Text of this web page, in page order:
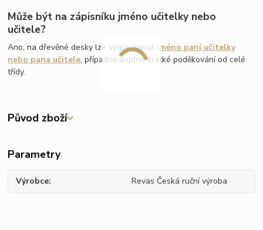
Může být na zápisníku jméno učitelky nebo
učitele?
Ano, na dřevěné desky lze vygravírovat jméno paní učitelky
nebo pana učitele, případně doplnit krátké poděkování od celé
třídy.
Původ zboží
Parametry
Výrobce Revas Česká ruční výroba